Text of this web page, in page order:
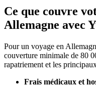
Ce que couvre
Allemagne avec
Pour un voyage en
couverture minimale de 80
rapatriement et les
Frais médicaux et